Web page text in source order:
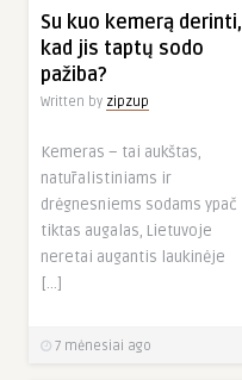
Su kuo kemerą derinti,
kad jis taptų sodo
pažiba?
Written by zipzup
Kemeras – tai aukštas,
natūralistiniams ir
drėgnesniems sodams ypač
tiktas augalas, Lietuvoje
neretai augantis laukinėje
[…]
7 mėnesiai ago